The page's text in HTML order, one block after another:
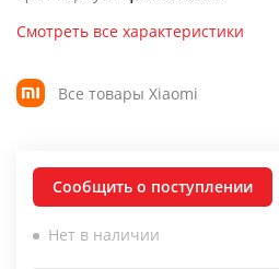
Смотреть все характеристики
Все товары Xiaomi
Сообщить о поступлении
Нет в наличии